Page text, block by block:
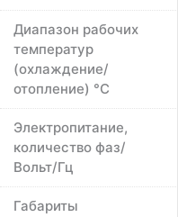
Диапазон рабочих
температур
(охлаждение/
отопление) °C
Электропитание,
количество фаз/
Вольт/Гц
Габариты